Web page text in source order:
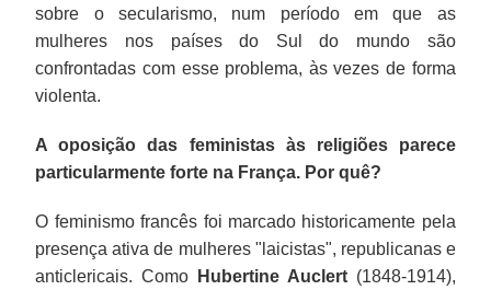
sobre o secularismo, num período em que as
mulheres nos países do Sul do mundo são
confrontadas com esse problema, às vezes de forma
violenta.
A oposição das feministas às religiões parece
particularmente forte na França. Por quê?
O feminismo francês foi marcado historicamente pela
presença ativa de mulheres "laicistas", republicanas e
anticlericais. Como
Hubertine Auclert(1848-1914),